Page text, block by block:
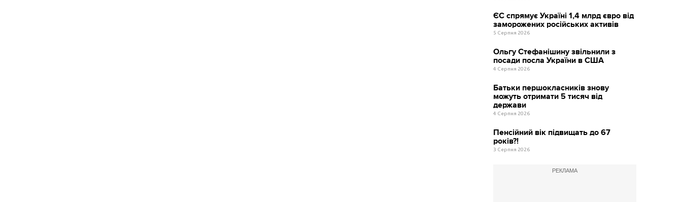
ЄС спрямує Україні 1,4 млрд євро від
заморожених російських активів
5 Серпня 2026
Ольгу Стефанішину звільнили з
посади посла України в США
4 Серпня 2026
Батьки першокласників знову
можуть отримати 5 тисяч від
держави
4 Серпня 2026
Пенсійний вік підвищать до 67
років?!
3 Серпня 2026
РЕКЛАМА